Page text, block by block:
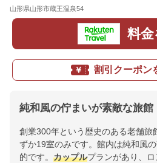
山形県山形市蔵王温泉54
料
割引クーポン
純和風の佇まいが素敵な旅館
創業300年という歴史のある老舗旅
ずか19室のみです。館内は純和風
的です。 カップルプランがあり、ロ